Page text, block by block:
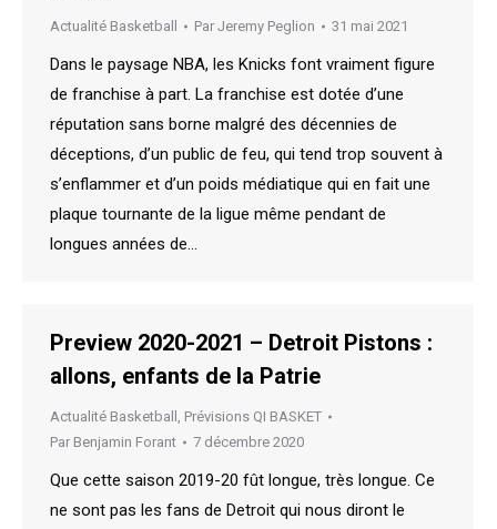
Actualité Basketball Par Jeremy Peglion 31 mai 2021
Dans le paysage NBA, les Knicks font vraiment figure
de franchise à part. La franchise est dotée d’une
réputation sans borne malgré des décennies de
déceptions, d’un public de feu, qui tend trop souvent à
s’enflammer et d’un poids médiatique qui en fait une
plaque tournante de la ligue même pendant de
longues années de…
Preview 2020-2021 – Detroit Pistons :
allons, enfants de la Patrie
Actualité Basketball , Prévisions QI BASKET
Par Benjamin Forant 7 décembre 2020
Que cette saison 2019-20 fût longue, très longue. Ce
ne sont pas les fans de Detroit qui nous diront le